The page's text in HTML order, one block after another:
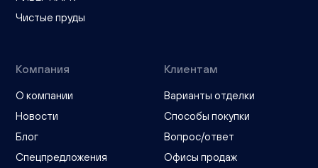
Чистые пруды
Компания
О компании
Новости
Блог
Спецпредложения
Клиентам
Варианты отделки
Способы покупки
Вопрос/ответ
Офисы продаж